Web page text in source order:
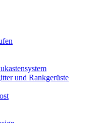
und Rankgerüste